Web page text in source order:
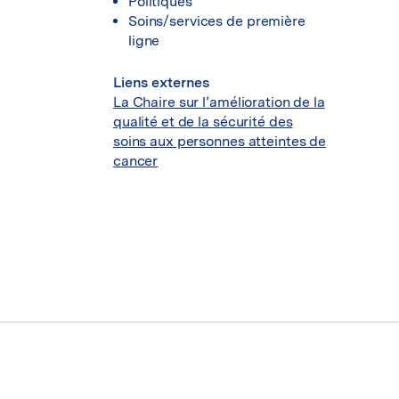
Soins/services de première
ligne
Liens externes
La Chaire sur l’amélioration de la
qualité et de la sécurité des
soins aux personnes atteintes de
cancer